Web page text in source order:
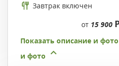
Завтрак включен
от 15 900
Показать описание и фото
и фото